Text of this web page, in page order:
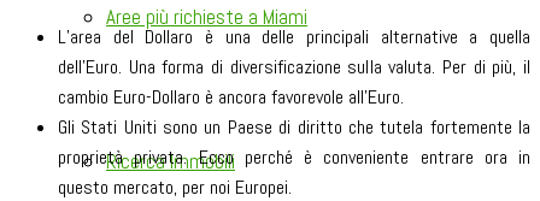
Aree più richieste a Miami
Ricerca Immobili
L’area del Dollaro è una delle principali alternative a quella
dell’Euro. Una forma di diversificazione sulla valuta. Per di più, il
cambio Euro-Dollaro è ancora favorevole all’Euro.
Gli Stati Uniti sono un Paese di diritto che tutela fortemente la
proprietà privata. Ecco perché è conveniente entrare ora in
questo mercato, per noi Europei.